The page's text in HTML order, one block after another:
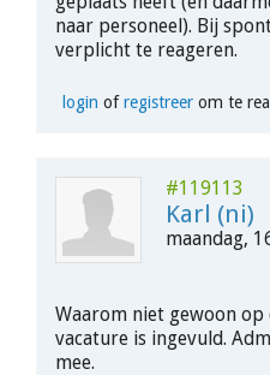
naar personeel). Bij
verplicht te reageren.
login ofregistreerom te
#119113
Karl (ni)
maandag,
Waarom niet gewoon
vacature is ingevuld.
mee.